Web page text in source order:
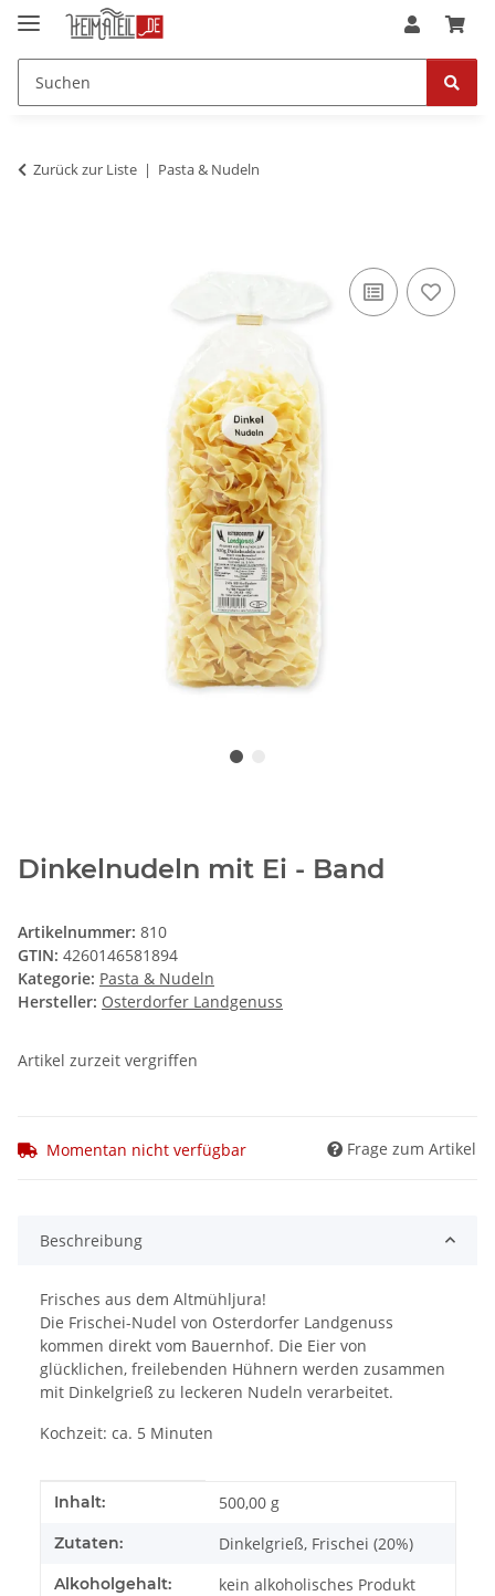
Zurück zur Liste Pasta & Nudeln
Dinkelnudeln mit Ei - Band
Artikelnummer: 810
GTIN: 4260146581894
Kategorie: Pasta & Nudeln
Hersteller: Osterdorfer Landgenuss
Artikel zurzeit vergriffen
Momentan nicht verfügbar Frage zum Artikel
Beschreibung
Frisches aus dem Altmühljura!
Die Frischei-Nudel von Osterdorfer Landgenuss
kommen direkt vom Bauernhof. Die Eier von
glücklichen, freilebenden Hühnern werden zusammen
mit Dinkelgrieß zu leckeren Nudeln verarbeitet.
Kochzeit: ca. 5 Minuten
Produkteigenschaft
Wert
Inhalt: 500,00 g
Zutaten: Dinkelgrieß, Frischei (20%)
Alkoholgehalt: kein alkoholisches Produkt